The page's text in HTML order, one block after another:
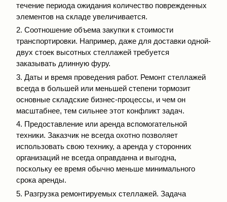
течение периода ожидания количество поврежденных
элементов на складе увеличивается.
2. Соотношение объема закупки к стоимости
транспортировки. Например, даже для доставки одной-
двух стоек высотных стеллажей требуется
заказывать длинную фуру.
3. Даты и время проведения работ. Ремонт стеллажей
всегда в большей или меньшей степени тормозит
основные складские бизнес-процессы, и чем он
масштабнее, тем сильнее этот конфликт задач.
4. Предоставление или аренда вспомогательной
техники. Заказчик не всегда охотно позволяет
использовать свою технику, а аренда у сторонних
организаций не всегда оправданна и выгодна,
поскольку ее время обычно меньше минимального
срока аренды.
5. Разгрузка ремонтируемых стеллажей. Задача